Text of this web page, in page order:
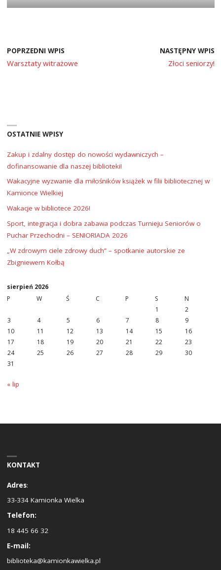
POPRZEDNI WPIS
Warsztaty witrażowe
NASTĘPNY WPIS
Złoci seniorzy!
OSTATNIE WPISY
Zakup i zdalny dostęp do nowości wydawniczych –
dofinansowanie dla naszej biblioteki!
Wakacyjne wyzwanie dla miłośników książek w filii bibliotecznej w
Kamionce Wielkiej
Wakacje w bibliotece 2026!
Sport, integracja i dobra zabawa podczas Turnieju Seniorów o
Puchar Przechodni – SENIORIADA 2026
„W zdrowym ciele zdrowy duch” – spotkanie autorskie ze
Zbigniewem Kołbą
sierpień 2026
P
W Ś C P S
N
1
2
3
4 5 6 7 8
9
10
11 12 13 14 15
16
17
18 19 20 21 22
23
24
25 26 27 28 29
30
31
« lip
KONTAKT
Adres:
33-334 Kamionka Wielka
Telefon:
18 445 66 32
E-mail:
biblioteka@kamionkawielka.pl